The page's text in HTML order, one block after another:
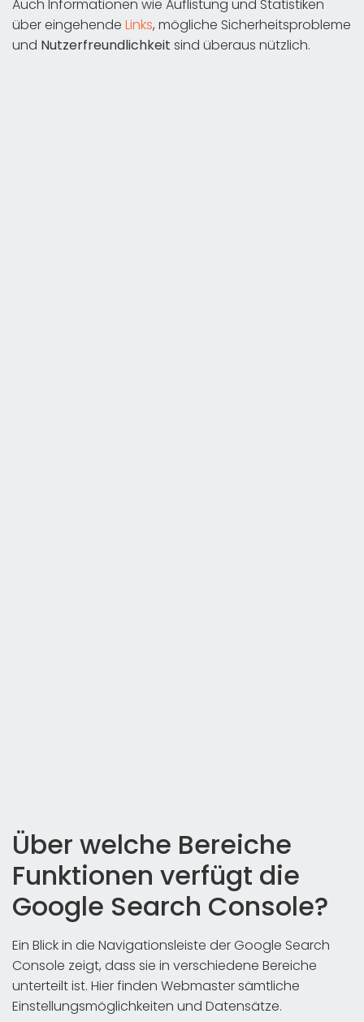
Auch Informationen wie Auflistung und Statistiken
über eingehende Links, mögliche Sicherheitsprobleme
und Nutzerfreundlichkeit sind überaus nützlich.
Über welche Bereiche
Funktionen verfügt die
Google Search Console?
Ein Blick in die Navigationsleiste der Google Search
Console zeigt, dass sie in verschiedene Bereiche
unterteilt ist. Hier finden Webmaster sämtliche
Einstellungsmöglichkeiten und Datensätze.